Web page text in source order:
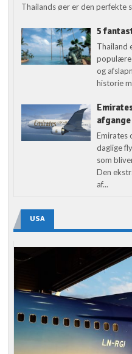
Thailands øer er den perfekte
5
Thailand
populære
og
historie
Emirates
daglige
som
Den
af...
USA